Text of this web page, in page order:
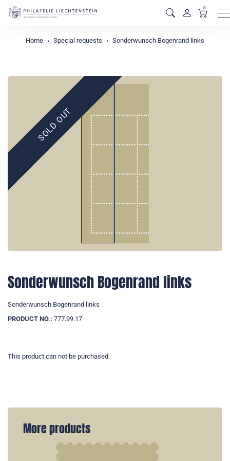
0
Home Special requests Sonderwunsch Bogenrand links
SOLD OUT
Sonderwunsch Bogenrand links
Sonderwunsch Bogenrand links
PRODUCT NO.: 777.99.17
This product can not be purchased.
More products